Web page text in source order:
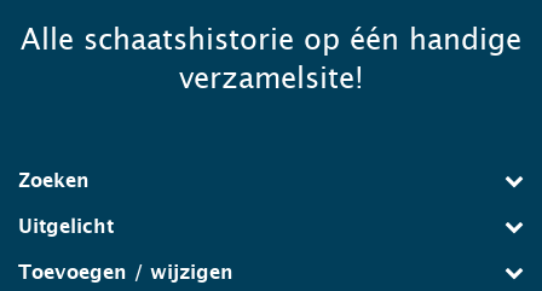
Alle schaatshistorie op één handige
verzamelsite!
Zoeken
Uitgelicht
Toevoegen / wijzigen